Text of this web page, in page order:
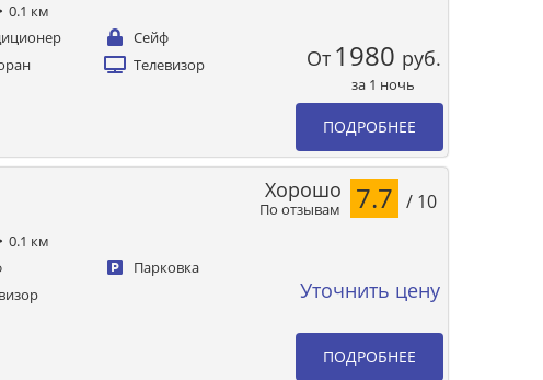
0.1 км
Сейф
Телевизор
От 1980 руб.
за 1 ночь
ПОДРОБНЕЕ
0.1 км
Парковка
По отзывам
Хорошо 7.7 / 10
Уточнить цену
ПОДРОБНЕЕ